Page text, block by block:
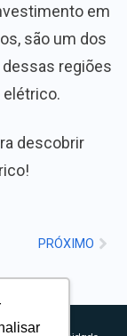
em
são um dos
regiões
elétrico.
descobrir
PRÓXIMO
nós